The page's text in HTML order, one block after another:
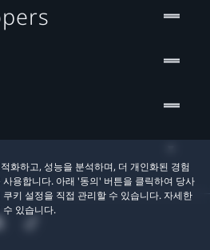
화하고, 성능을 분석하며, 더 개인화된 경험
용합니다. 아래 '동의' 버튼을 클릭하여 당사
키 설정을 직접 관리할 수 있습니다. 자세한
있습니다.